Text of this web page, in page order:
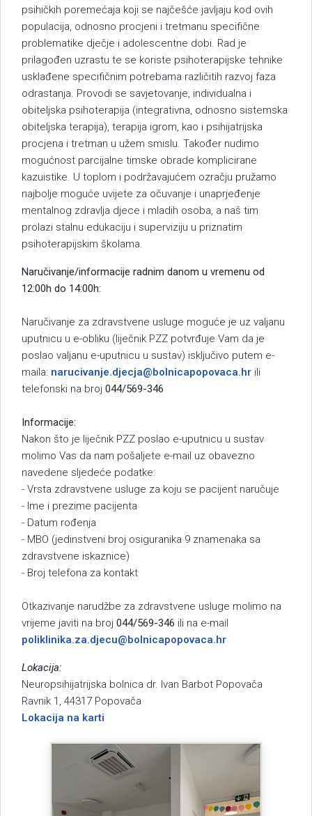
psihičkih poremećaja koji se najčešće javljaju kod ovih
populacija, odnosno procjeni i tretmanu specifične
problematike dječje i adolescentne dobi. Rad je
prilagođen uzrastu te se koriste psihoterapijske tehnike
usklađene specifičnim potrebama različitih razvoj faza
odrastanja. Provodi se savjetovanje, individualna i
obiteljska psihoterapija (integrativna, odnosno sistemska
obiteljska terapija), terapija igrom, kao i psihijatrijska
procjena i tretman u užem smislu. Također nudimo
mogućnost parcijalne timske obrade komplicirane
kazuistike. U toplom i podržavajućem ozračju pružamo
najbolje moguće uvijete za očuvanje i unaprjeđenje
mentalnog zdravlja djece i mladih osoba, a naš tim
prolazi stalnu edukaciju i superviziju u priznatim
psihoterapijskim školama.
Naručivanje/informacije radnim danom u vremenu od
12:00h do 14:00h:
Naručivanje za zdravstvene usluge moguće je uz valjanu
uputnicu u e-obliku (liječnik PZZ potvrđuje Vam da je
poslao valjanu e-uputnicu u sustav) isključivo putem e-
maila: narucivanje.djecja@bolnicapopovaca.hr ili
telefonski na broj 044/569-346
Informacije:
Nakon što je liječnik PZZ poslao e-uputnicu u sustav
molimo Vas da nam pošaljete e-mail uz obavezno
navedene sljedeće podatke:
- Vrsta zdravstvene usluge za koju se pacijent naručuje
- Ime i prezime pacijenta
- Datum rođenja
- MBO (jedinstveni broj osiguranika 9 znamenaka sa
zdravstvene iskaznice)
- Broj telefona za kontakt
Otkazivanje narudžbe za zdravstvene usluge molimo na
vrijeme javiti na broj 044/569-346 ili na e-mail
poliklinika.za.djecu@bolnicapopovaca.hr
Lokacija:
Neuropsihijatrijska bolnica dr. Ivan Barbot Popovača
Ravnik 1, 44317 Popovača
Lokacija na karti